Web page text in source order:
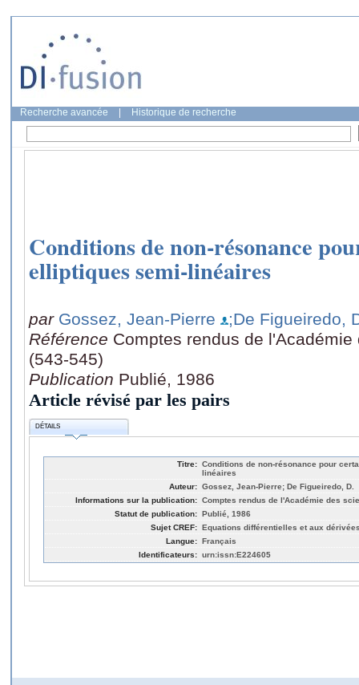
Recherche avancée Historique de recherche
Conditions de non-résonance
elliptiques semi-linéaires
par Gossez, Jean-Pierre
;De Figueiredo,
Référence Comptes rendus de
(543-545)
Publication Publié, 1986
Article révisé par les pairs
DÉTAILS
Titre: Conditions de non-résonance pour
linéaires
Auteur: Gossez, Jean-Pierre; De Figueiredo, D.
Informations sur la publication: Comptes rendus de l'Académie des
Statut de publication: Publié, 1986
Sujet CREF: Equations différentielles et aux
Langue: Français
Identificateurs: urn:issn:E224605